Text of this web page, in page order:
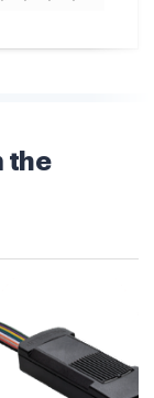
the